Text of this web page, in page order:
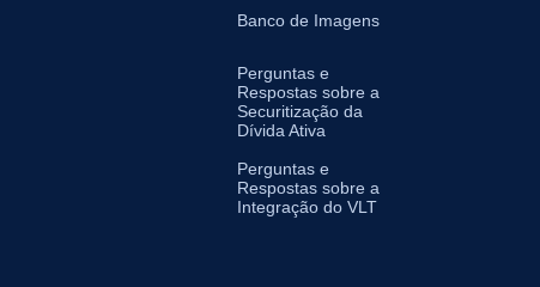
Banco de Imagens
Perguntas e
Respostas sobre a
Securitização da
Dívida Ativa
Perguntas e
Respostas sobre a
Integração do VLT